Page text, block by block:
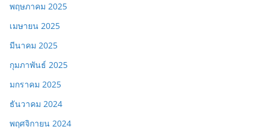
พฤษภาคม 2025
เมษายน 2025
มีนาคม 2025
กุมภาพันธ์ 2025
มกราคม 2025
ธันวาคม 2024
พฤศจิกายน 2024